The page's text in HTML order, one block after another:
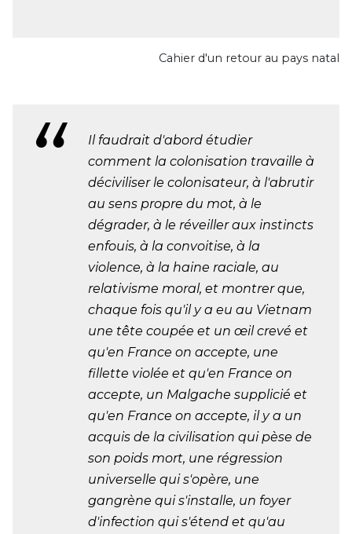
Cahier d'un retour au pays natal
Il faudrait d'abord étudier
comment la colonisation travaille à
déciviliser le colonisateur, à l'abrutir
au sens propre du mot, à le
dégrader, à le réveiller aux instincts
enfouis, à la convoitise, à la
violence, à la haine raciale, au
relativisme moral, et montrer que,
chaque fois qu'il y a eu au Vietnam
une tête coupée et un œil crevé et
qu'en France on accepte, une
fillette violée et qu'en France on
accepte, un Malgache supplicié et
qu'en France on accepte, il y a un
acquis de la civilisation qui pèse de
son poids mort, une régression
universelle qui s'opère, une
gangrène qui s'installe, un foyer
d'infection qui s'étend et qu'au